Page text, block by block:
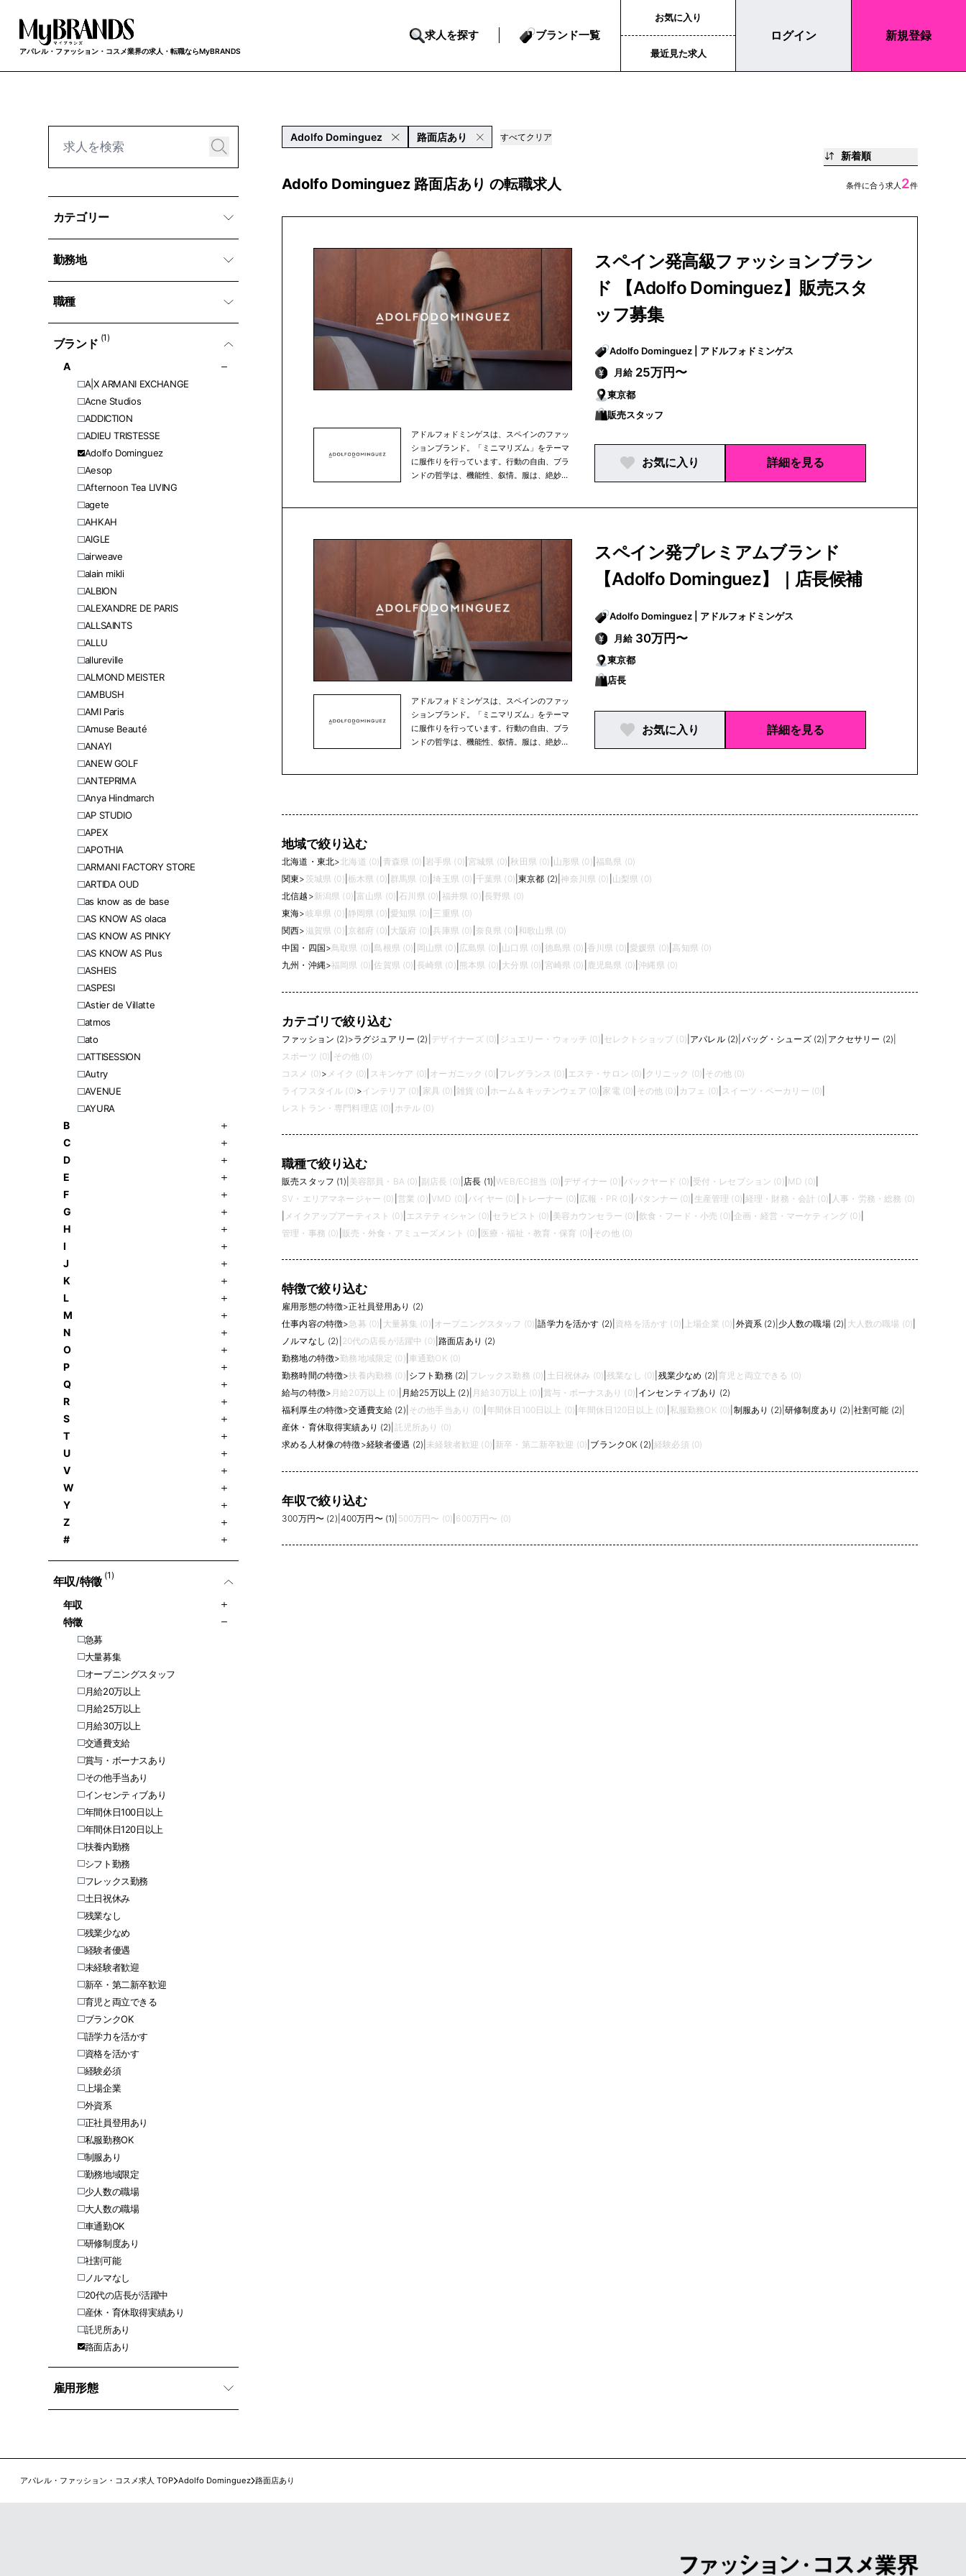
アパレル・ファッション・コスメ業界の求人・転職ならMyBRANDS
求人を探す ブランド一覧
お気に入り
最近見た求人
ログイン 新規登録
カテゴリー
勤務地
職種
ブランド (1)
A
A|X ARMANI EXCHANGE
Acne Studios
ADDICTION
ADIEU TRISTESSE
Adolfo Dominguez
Aesop
Afternoon Tea LIVING
agete
AHKAH
AIGLE
airweave
alain mikli
ALBION
ALEXANDRE DE PARIS
ALLSAINTS
ALLU
allureville
ALMOND MEISTER
AMBUSH
AMI Paris
Amuse Beauté
ANAYI
ANEW GOLF
ANTEPRIMA
Anya Hindmarch
AP STUDIO
APEX
APOTHIA
ARMANI FACTORY STORE
ARTIDA OUD
as know as de base
AS KNOW AS olaca
AS KNOW AS PINKY
AS KNOW AS Plus
ASHEIS
ASPESI
Astier de Villatte
atmos
ato
ATTISESSION
Autry
AVENUE
AYURA
B
C
D
E
F
G
H
I
J
K
L
M
N
O
P
Q
R
S
T
U
V
W
Y
Z
#
年収/特徵 (1)
年収
特徵
急募
大量募集
オープニングスタッフ
月給20万以上
月給25万以上
月給30万以上
交通費支給
賞与・ボーナスあり
その他手当あり
インセンティブあり
年間休日100日以上
年間休日120日以上
扶養内勤務
シフト勤務
フレックス勤務
土日祝休み
残業なし
残業少なめ
経験者優遇
未経験者歓迎
新卒・第二新卒歓迎
育児と両立できる
ブランクOK
語学力を活かす
資格を活かす
経験必須
上場企業
外資系
正社員登用あり
私服勤務OK
制服あり
勤務地域限定
少人数の職場
大人数の職場
車通勤OK
研修制度あり
社割可能
ノルマなし
20代の店長が活躍中
産休・育休取得実績あり
託児所あり
路面店あり
雇用形態
Adolfo Dominguez 路面店あり すべてクリア
新着順
Adolfo Dominguez 路面店あり の転職求人 条件に合う求人 2件
アドルフォドミンゲスは、スペインのファッ
ションブランド。「ミニマリズム」をテーマ
に服作りを行っています。行動の自由、ブラ
ンドの哲学は、機能性、叙情。服は、絶妙な
スペイン発高級ファッションブラン
ド 【Adolfo Dominguez】販売スタ
ッフ募集
Adolfo Dominguez | アドルフォドミンゲス
月給 25万円〜
東京都
販売スタッフ
お気に入り 詳細を見る
アドルフォドミンゲスは、スペインのファッ
ションブランド。「ミニマリズム」をテーマ
に服作りを行っています。行動の自由、ブラ
ンドの哲学は、機能性、叙情。服は、絶妙な
スペイン発プレミアムブランド
【Adolfo Dominguez】｜店長候補
Adolfo Dominguez | アドルフォドミンゲス
月給 30万円〜
東京都
店長
お気に入り 詳細を見る
地域で絞り込む
北海道・東北>北海道 (0) 青森県 (0) 岩手県 (0) |宮城県 (0) |秋田県 (0) 山形県 (0) 福島県 (0)
関東> 茨城県 (0) 栃木県 (0) 群馬県 (0) |埼玉県 (0) 千葉県 (0) |東京都 (2) |神奈川県 (0) 山梨県 (0)
北信越 >新潟県 (0) |富山県 (0) 石川県 (0) 福井県 (0) 長野県 (0)
東海>岐阜県 (0) 静岡県 (0) |愛知県 (0) 三重県 (0)
関西>滋賀県 (0) 京都府 (0) 大阪府 (0) |兵庫県 (0) 奈良県 (0) |和歌山県 (0)
中国・四国>鳥取県 (0) |島根県 (0) 岡山県 (0) 広島県 (0) 山口県 (0) 徳島県 (0) 香川県 (0) |愛媛県 (0) 高知県 (0)
九州・沖縄>福岡県 (0) |佐賀県 (0) 長崎県 (0) 熊本県 (0) 大分県 (0) 宮崎県 (0) 鹿児島県 (0) |沖縄県 (0)
カテゴリで絞り込む
ファッション (2)>ラグジュアリー (2) デザイナーズ (0) ジュエリー・ウォッチ (0) セレクトショップ (0) アパレル (2) バッグ・シューズ (2) アクセサリー (2)
スポーツ (0) その他 (0)
コスメ (0)> メイク (0) スキンケア (0) オーガニック (0) フレグランス (0) エステ・サロン (0) クリニック (0) その他 (0)
ライフスタイル (0)> インテリア (0) 家具 (0) 雑貨 (0) ホーム＆キッチンウェア (0) 家電 (0) その他 (0) カフェ (0) スイーツ・ベーカリー (0)
レストラン・専門料理店 (0) ホテル (0)
職種で絞り込む
販売スタッフ (1) 美容部員・BA (0) 副店長 (0) 店長 (1) WEB/EC担当 (0) デザイナー (0) バックヤード (0) 受付・レセプション (0) MD (0)
SV・エリアマネージャー (0) 営業 (0) VMD (0) |バイヤー (0) トレーナー (0) 広報・PR (0) パタンナー (0) 生産管理 (0) |経理・財務・会計 (0) 人事・労務・総務 (0)
メイクアップアーティスト (0) エステティシャン (0) セラピスト (0) 美容カウンセラー (0) 飲食・フード・小売 (0) 企画・経営・マーケティング (0)
管理・事務 (0) 販売・外食・アミューズメント (0) 医療・福祉・教育・保育 (0) その他 (0)
特徴で絞り込む
雇用形態の特徴>正社員登用あり (2)
仕事内容の特徴>急募 (0) 大量募集 (0) オープニングスタッフ (0) |語学力を活かす (2) 資格を活かす (0) 上場企業 (0) 外資系 (2) 少人数の職場 (2) 大人数の職場 (0)
ノルマなし (2) 20代の店長が活躍中 (0) |路面店あり (2)
勤務地の特徴>勤務地域限定 (0) 車通勤OK (0)
勤務時間の特徴>扶養内勤務 (0) シフト勤務 (2) フレックス勤務 (0) 土日祝休み (0) |残業なし (0) 残業少なめ (2) 育児と両立できる (0)
給与の特徴> 月給20万以上 (0) 月給25万以上 (2) 月給30万以上 (0) 賞与・ボーナスあり (0) インセンティブあり (2)
福利厚生の特徴>交通費支給 (2) その他手当あり (0) 年間休日100日以上 (0) 年間休日120日以上 (0) 私服勤務OK (0) 制服あり (2) 研修制度あり (2) 社割可能 (2)
産休・育休取得実績あり (2) 託児所あり (0)
求める人材像の特徴>経験者優遇 (2) 未経験者歓迎 (0) 新卒・第二新卒歓迎 (0) ブランクOK (2) |経験必須 (0)
年収で絞り込む
300万円〜 (2) 400万円〜 (1) 500万円〜 (0) 600万円〜 (0)
アパレル・ファッション・コスメ求人 TOP Adolfo Dominguez 路面店あり